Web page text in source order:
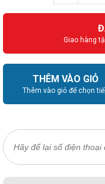
Giao hàng
THÊM VÀO GIỎ
Thêm vào giỏ để chọn